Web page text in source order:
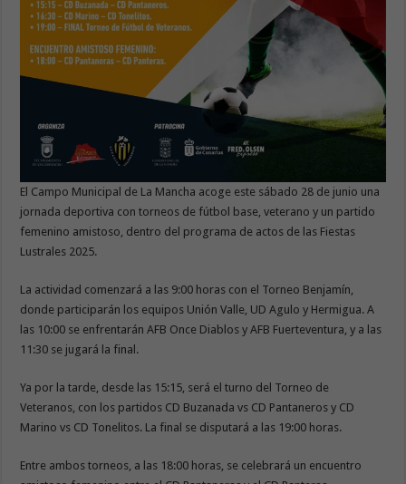
El Campo Municipal de La Mancha acoge este sábado 28 de junio una
jornada deportiva con torneos de fútbol base, veterano y un partido
femenino amistoso, dentro del programa de actos de las Fiestas
Lustrales 2025.
La actividad comenzará a las 9:00 horas con el Torneo Benjamín,
donde participarán los equipos Unión Valle, UD Agulo y Hermigua. A
las 10:00 se enfrentarán AFB Once Diablos y AFB Fuerteventura, y a las
11:30 se jugará la final.
Ya por la tarde, desde las 15:15, será el turno del Torneo de
Veteranos, con los partidos CD Buzanada vs CD Pantaneros y CD
Marino vs CD Tonelitos. La final se disputará a las 19:00 horas.
Entre ambos torneos, a las 18:00 horas, se celebrará un encuentro